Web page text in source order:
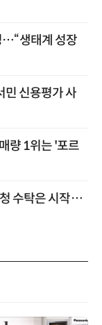
…“생태계 성장
신용평가 사
량 1위는 '포르
청 수탁은 시작…